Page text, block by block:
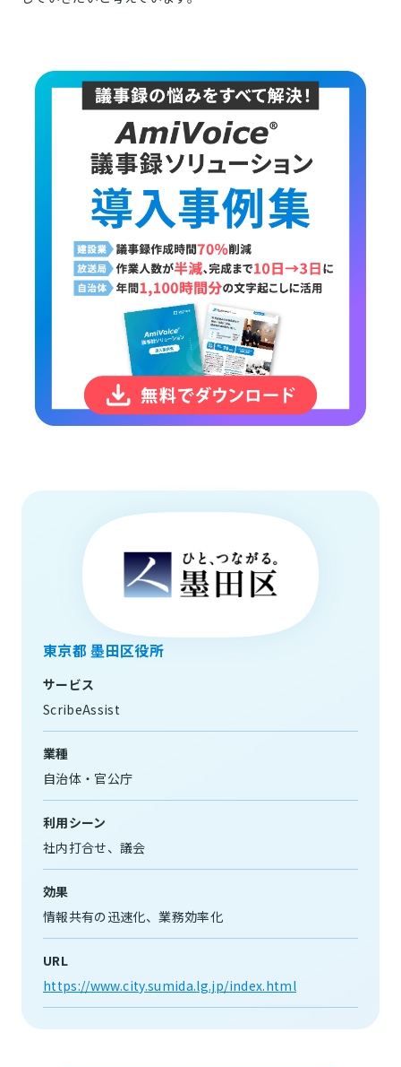
東京都 墨田区役所
サービス
ScribeAssist
業種
自治体・官公庁
利用シーン
社内打合せ
議会
効果
情報共有の迅速化
業務効率化
URL
https://www.city.sumida.lg.jp/index.html